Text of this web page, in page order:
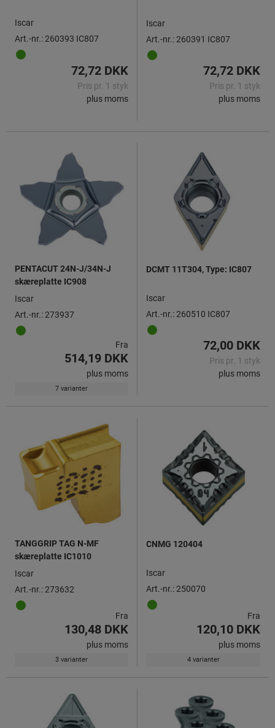
Iscar
Art.-nr.: 260393 IC807
72,72 DKK
Pris pr. 1 styk
plus moms
Iscar
Art.-nr.: 260391 IC807
72,72 DKK
Pris pr. 1 styk
plus moms
PENTACUT 24N-J/34N-J
skæreplatte IC908
Iscar
Art.-nr.: 273937
Fra
514,19 DKK
plus moms
7 varianter
DCMT 11T304, Type: IC807
Iscar
Art.-nr.: 260510 IC807
72,00 DKK
Pris pr. 1 styk
plus moms
TANGGRIP TAG N-MF
skæreplatte IC1010
Iscar
Art.-nr.: 273632
Fra
130,48 DKK
plus moms
3 varianter
CNMG 120404
Iscar
Art.-nr.: 250070
Fra
120,10 DKK
plus moms
4 varianter